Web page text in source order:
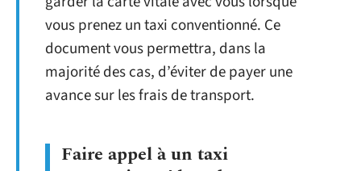
vous prenez un taxi conventionné. Ce
document vous permettra, dans la
majorité des cas, d’éviter de payer une
avance sur les frais de transport.
Faire appel à un taxi